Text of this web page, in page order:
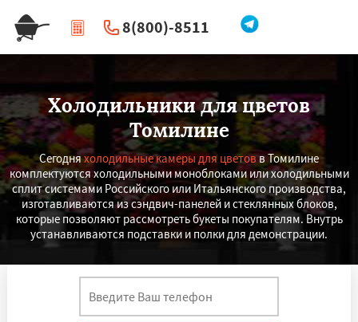
8(800)-8511
| Перезвоните мне
Холодильники для цветов
Томилине
Сегодняхолодильные камеры для цветовв Томилине
комплектуются холодильными моноблоками или холодильными
сплит системами Российского или Итальянского производства,
изготавливаются из сэндвич-панелей и стеклянных блоков,
которые позволяют рассмотреть букеты покупателям. Внутрь
устанавливаются подставки и полки для демонстрации.